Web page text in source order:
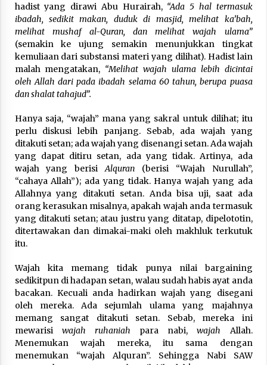
hadist yang dirawi Abu Hurairah, “Ada 5 hal termasuk
ibadah, sedikit makan, duduk di masjid, melihat ka’bah,
melihat mushaf al-Quran, dan melihat wajah ulama”
(semakin ke ujung semakin menunjukkan tingkat
kemuliaan dari substansi materi yang dilihat). Hadist lain
malah mengatakan, “Melihat wajah ulama lebih dicintai
oleh Allah dari pada ibadah selama 60 tahun, berupa puasa
dan shalat tahajud”.
Hanya saja, “wajah” mana yang sakral untuk dilihat; itu
perlu diskusi lebih panjang. Sebab, ada wajah yang
ditakuti setan; ada wajah yang disenangi setan. Ada wajah
yang dapat ditiru setan, ada yang tidak. Artinya, ada
wajah yang berisiAlquran (berisi “Wajah Nurullah”,
“cahaya Allah”); ada yang tidak. Hanya wajah yang ada
Allahnya yang ditakuti setan. Anda bisa uji, saat ada
orang kerasukan misalnya, apakah wajah anda termasuk
yang ditakuti setan; atau justru yang ditatap, dipelototin,
ditertawakan dan dimakai-maki oleh makhluk terkutuk
itu.
Wajah kita memang tidak punya nilai bargaining
sedikitpun di hadapan setan, walau sudah habis ayat anda
bacakan. Kecuali anda hadirkan wajah yang disegani
oleh mereka. Ada sejumlah ulama yang majahnya
memang sangat ditakuti setan. Sebab, mereka ini
mewarisi wajah ruhaniah para nabi,wajah Allah.
Menemukan wajah mereka, itu sama dengan
menemukan “wajah Alquran”. Sehingga Nabi SAW